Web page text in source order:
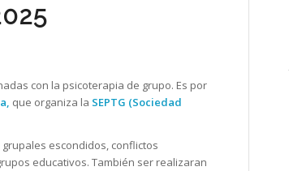
con la psicoterapia de grupo. Es por
que organiza la SEPTG (Sociedad
escondidos, conflictos
educativos. También ser realizaran